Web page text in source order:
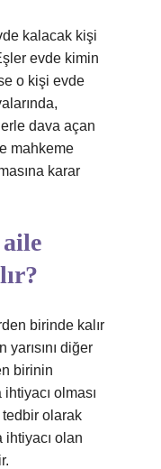
kalacak kişi
evde kimin
o kişi evde
dava açan
mahkeme
karar
birinde kalır
diğer
birinin
olması
olarak
ihtiyacı olan